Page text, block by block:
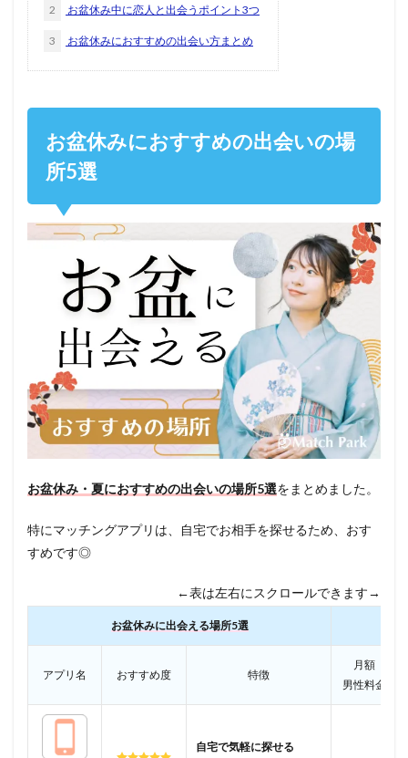
2 お盆休み中に恋人と出会うポイント3つ
3 お盆休みにおすすめの出会い方まとめ
お盆休みにおすすめの出会いの場
所5選
お盆休み・夏におすすめの出会いの場所5選をまとめました。
特にマッチングアプリは、自宅でお相手を探せるため、おす
すめです◎
←表は左右にスクロールできます→
お盆休みに出会える場所5選
アプリ名 おすすめ度 特徴
月額
男性料金
自宅で気軽に探せる